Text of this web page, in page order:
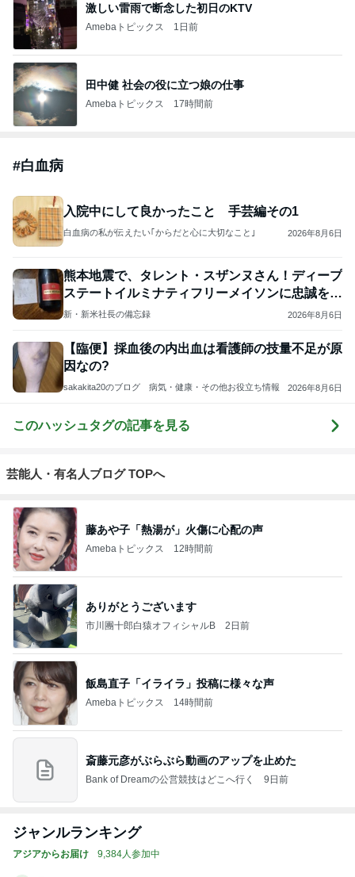
激しい雷雨で断念した初日のKTV
Amebaトピックス 1日前
田中健 社会の役に立つ娘の仕事
Amebaトピックス 17時間前
#白血病
入院中にして良かったこと 手芸編その1
白血病の私が伝えたい｢からだと心に大切なこと｣ 2026年8月6日
熊本地震で、タレント・スザンヌさん！ディープ
ステートイルミナティフリーメイソンに忠誠を誓
う！！！
新・新米社長の備忘録 2026年8月6日
【臨便】採血後の内出血は看護師の技量不足が原
因なの?
sakakita20のブログ 病気・健康・その他お役立ち情報 2026年8月6日
このハッシュタグの記事を見る
芸能人・有名人ブログ TOPへ
藤あや子「熱湯が」火傷に心配の声
Amebaトピックス 12時間前
ありがとうございます
市川團十郎白猿オフィシャルB 2日前
飯島直子「イライラ」投稿に様々な声
Amebaトピックス 14時間前
斎藤元彦がぶらぶら動画のアップを止めた
Bank of Dreamの公営競技はどこへ行く 9日前
ジャンルランキング
アジアからお届け 9,384人参加中